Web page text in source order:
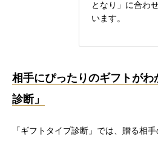
となり」に合わ
います。
相手にぴったりのギフトが
診断」
「ギフトタイプ診断」では、贈る相